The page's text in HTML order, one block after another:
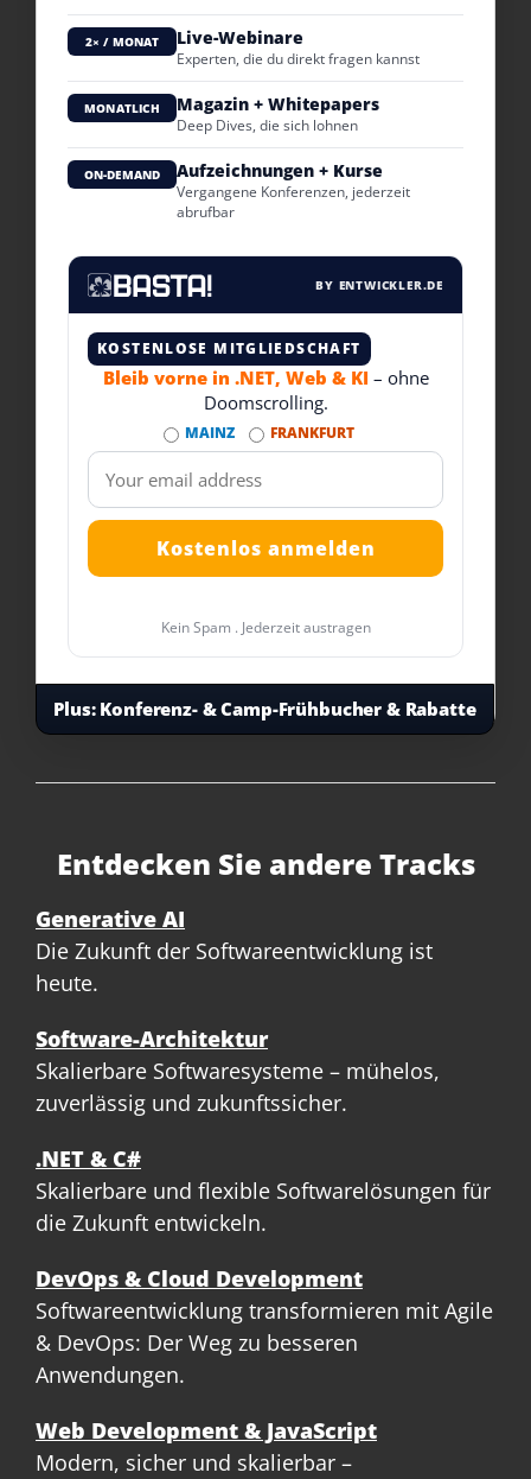
2× / MONAT Live-Webinare
Experten, die du direkt fragen kannst
MONATLICH Magazin + Whitepapers
Deep Dives, die sich lohnen
ON-DEMAND Aufzeichnungen + Kurse
Vergangene Konferenzen, jederzeit
abrufbar
BY ENTWICKLER.DE
KOSTENLOSE MITGLIEDSCHAFT
Bleib vorne in .NET, Web & KI – ohne
Doomscrolling.
MAINZ FRANKFURT
Kein Spam . Jederzeit austragen
Plus:Konferenz- & Camp-Frühbucher & Rabatte
Entdecken Sie andere Tracks
Generative AI
Die Zukunft der Softwareentwicklung ist
heute.
Software-Architektur
Skalierbare Softwaresysteme – mühelos,
zuverlässig und zukunftssicher.
.NET & C#
Skalierbare und flexible Softwarelösungen für
die Zukunft entwickeln.
DevOps & Cloud Development
Softwareentwicklung transformieren mit Agile
& DevOps: Der Weg zu besseren
Anwendungen.
Web Development & JavaScript
Modern, sicher und skalierbar –